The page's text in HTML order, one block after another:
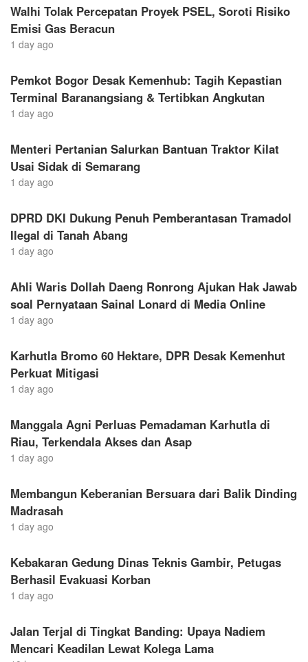
Walhi Tolak Percepatan Proyek PSEL, Soroti Risiko
Emisi Gas Beracun
1 day ago
Pemkot Bogor Desak Kemenhub: Tagih Kepastian
Terminal Baranangsiang & Tertibkan Angkutan
1 day ago
Menteri Pertanian Salurkan Bantuan Traktor Kilat
Usai Sidak di Semarang
1 day ago
DPRD DKI Dukung Penuh Pemberantasan Tramadol
Ilegal di Tanah Abang
1 day ago
Ahli Waris Dollah Daeng Ronrong Ajukan Hak Jawab
soal Pernyataan Sainal Lonard di Media Online
1 day ago
Karhutla Bromo 60 Hektare, DPR Desak Kemenhut
Perkuat Mitigasi
1 day ago
Manggala Agni Perluas Pemadaman Karhutla di
Riau, Terkendala Akses dan Asap
1 day ago
Membangun Keberanian Bersuara dari Balik Dinding
Madrasah
1 day ago
Kebakaran Gedung Dinas Teknis Gambir, Petugas
Berhasil Evakuasi Korban
1 day ago
Jalan Terjal di Tingkat Banding: Upaya Nadiem
Mencari Keadilan Lewat Kolega Lama